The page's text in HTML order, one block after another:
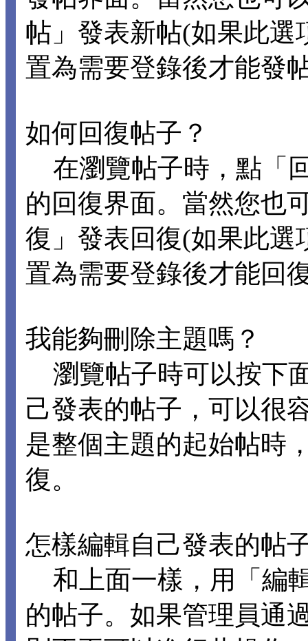
帖」發表新帖(如果此選
置為需要登錄後才能發
如何回復帖子？
在瀏覽帖子時，點「
的回復界面。當然您也
復」發表回復(如果此選
置為需要登錄後才能回
我能夠刪除主題嗎？
瀏覽帖子時可以按下
己發表的帖子，可以很
是整個主題的起始帖時
復。
怎樣編輯自己發表的帖
和上面一樣，用「編
的帖子。如果管理員通